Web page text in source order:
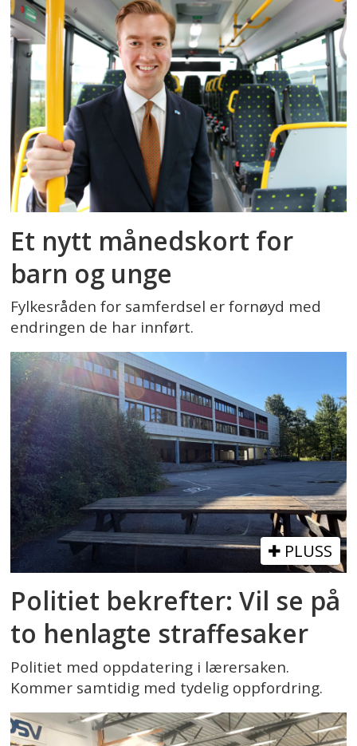
Et nytt månedskort for
barn og unge
Fylkesråden for samferdsel er fornøyd med
endringen de har innført.
PLUSS
Politiet bekrefter: Vil se på
to henlagte straffesaker
Politiet med oppdatering i lærersaken.
Kommer samtidig med tydelig oppfordring.